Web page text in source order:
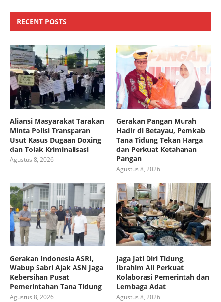
RECENT POSTS
Aliansi Masyarakat Tarakan
Minta Polisi Transparan
Usut Kasus Dugaan Doxing
dan Tolak Kriminalisasi
Agustus 8, 2026
Gerakan Pangan Murah
Hadir di Betayau, Pemkab
Tana Tidung Tekan Harga
dan Perkuat Ketahanan
Pangan
Agustus 8, 2026
Gerakan Indonesia ASRI,
Wabup Sabri Ajak ASN Jaga
Kebersihan Pusat
Pemerintahan Tana Tidung
Agustus 8, 2026
Jaga Jati Diri Tidung,
Ibrahim Ali Perkuat
Kolaborasi Pemerintah dan
Lembaga Adat
Agustus 8, 2026